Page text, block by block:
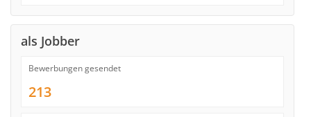
als Jobber
Bewerbungen gesendet
213